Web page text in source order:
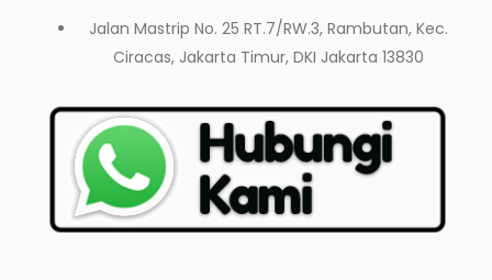
Jalan Mastrip No. 25 RT.7/RW.3, Rambutan, Kec.
Ciracas, Jakarta Timur, DKI Jakarta 13830